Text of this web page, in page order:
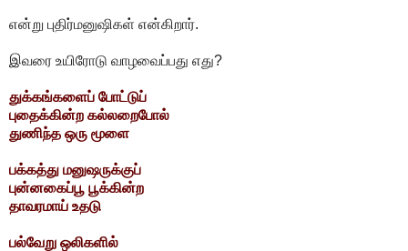
என்று புதிர்மனுஷிகள் என்கிறார்.
இவரை உயிரோடு வாழவைப்பது எது?
துக்கங்களைப் போட்டுப்
புதைக்கின்ற கல்லறைபோல்
துணிந்த ஒரு மூளை
பக்கத்து மனுஷருக்குப்
புன்னகைப்பூ பூக்கின்ற
தாவரமாய் உதடு
பல்வேறு ஒலிகளில்